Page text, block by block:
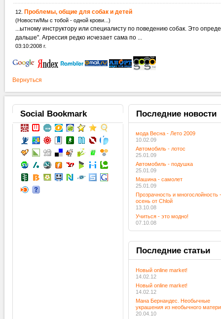
12. Проблемы, общие для собак и детей
(Новости/Мы с тобой - одной крови...)
...ытному инструктору
дальше". Агрессия редко исчезает сама по ...
03:10:2008 г.
Вернуться
Social Bookmark Последниеновости
мода Весна - Лето 2009
10.02.09
Автомобиль - лотос
25.01.09
Автомобиль - подушка
25.01.09
Машина - самолет
25.01.09
Прозрачность и многослойность -
осень от Chloй
13.10.08
Учиться - это модно!
07.10.08
Последниестатьи
Новый online market!
14.02.12
Новый online market!
14.02.12
Мана Бернандес. Необычные
украшения из необычного
20.04.10